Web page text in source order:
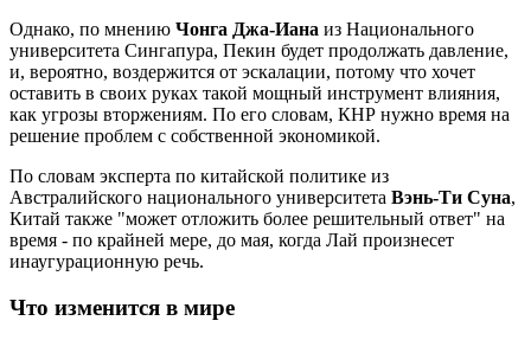
Однако, по мнению Чонга Джа-Иана из Национального
университета Сингапура, Пекин будет продолжать давление,
и, вероятно, воздержится от эскалации, потому что хочет
оставить в своих руках такой мощный инструмент влияния,
как угрозы вторжениям. По его словам, КНР нужно время на
решение проблем с собственной экономикой.
По словам эксперта по китайской политике из
Австралийского национального университета Вэнь-Ти Суна,
Китай также "может отложить более решительный ответ" на
время - по крайней мере, до мая, когда Лай произнесет
инаугурационную речь.
Что изменится в мире